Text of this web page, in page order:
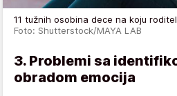
11 tužnih osobina dece na koju
Foto: Shutterstock/MAYA LAB
3. Problemi sa
obradom emocija